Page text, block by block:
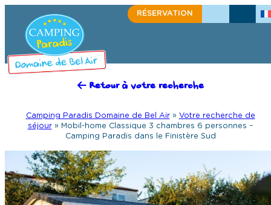
RÉSERVATION+33(0)2 98 91 50 27
Retour à votre recherche
Camping Paradis Domaine de Bel Air» Votre recherche de
séjour» Mobil-home Classique 3 chambres 6 personnes –
Camping Paradis dans le Finistère Sud